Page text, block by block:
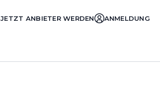
JETZT ANBIETER WERDEN ANMELDUNG